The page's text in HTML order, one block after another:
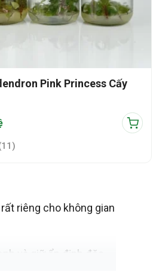
Pink Princess Cấy
riêng cho không gian
và giữ ổn định đặc